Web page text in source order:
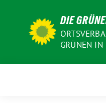
DIE
GRÜNEN IN